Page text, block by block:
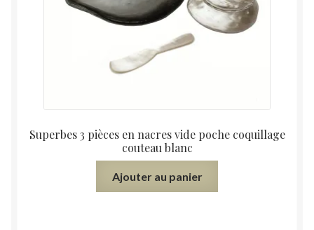
Superbes 3 pièces en nacres vide poche coquillage
couteau blanc
Ajouter au panier